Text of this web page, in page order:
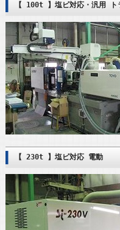
【 100t 】塩ビ対応・汎用 ト
【 230t 】塩ビ対応 電動